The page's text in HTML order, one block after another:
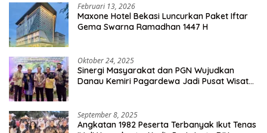
Februari 13, 2026
Maxone Hotel Bekasi Luncurkan Paket Iftar
Gema Swarna Ramadhan 1447 H
Oktober 24, 2025
Sinergi Masyarakat dan PGN Wujudkan
Danau Kemiri Pagardewa Jadi Pusat Wisata
September 8, 2025
Angkatan 1982 Peserta Terbanyak Ikut Tenas